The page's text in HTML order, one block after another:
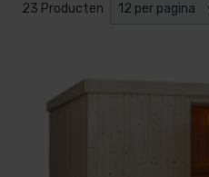
23 Producten